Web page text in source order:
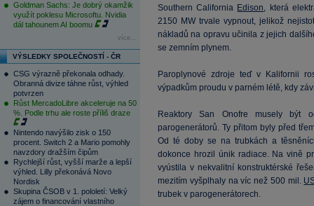
Goldman Sachs: Je dobrý okamžik
využít poklesu Microsoftu. Nvidia
dál tahounem AI boomu
více...
VÝSLEDKY SPOLEČNOSTÍ - ČR
CSG výrazně překonala odhady.
Obranná divize táhne růst, výhled
potvrzen
Růst MercadoLibre akceleruje na 50
%. Podle trhu ale roste příliš draze
Nintendo navýšilo zisk o 150
procent. Switch 2 a Mario pomohly
navzdory dražším čipům
Rychlejší růst, vyšší marže a lepší
výhled. Lilly překonává Novo
Nordisk
Skupina ČSOB v 1. pololetí: Velký
zájem o financování vlastního
Southern California Edison, která
2150 MW trvale vypnout, jelikož
nákladů na opravu učinila z jejich
se zemním plynem.
Paroplynové zdroje teď v Kalifornii
výpadkům proudu v parném létě, kdy
Reaktory San Onofre musely být
parogenerátorů. Ty přitom byly před
Od té doby se na trubkách a
dokonce hrozil únik radiace. Na vině
vyústila v nekvalitní konstruktérské
mezitím vyšplhaly na víc než 500 mil.
trubek v parogenerátorech.